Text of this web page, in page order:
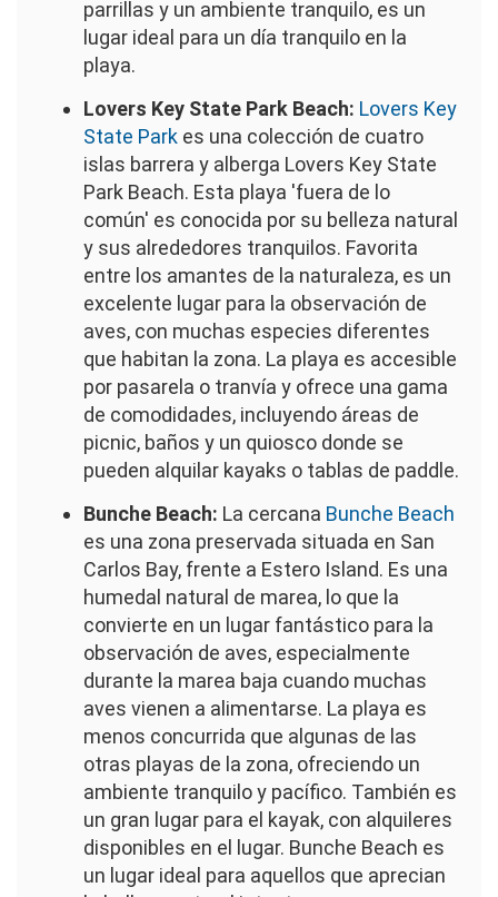
parrillas y un ambiente tranquilo, es un
lugar ideal para un día tranquilo en la
playa.
Lovers Key State Park Beach: Lovers Key
State Park es una colección de cuatro
islas barrera y alberga Lovers Key State
Park Beach. Esta playa 'fuera de lo
común' es conocida por su belleza natural
y sus alrededores tranquilos. Favorita
entre los amantes de la naturaleza, es un
excelente lugar para la observación de
aves, con muchas especies diferentes
que habitan la zona. La playa es accesible
por pasarela o tranvía y ofrece una gama
de comodidades, incluyendo áreas de
picnic, baños y un quiosco donde se
pueden alquilar kayaks o tablas de paddle.
Bunche Beach: La cercana Bunche Beach
es una zona preservada situada en San
Carlos Bay, frente a Estero Island. Es una
humedal natural de marea, lo que la
convierte en un lugar fantástico para la
observación de aves, especialmente
durante la marea baja cuando muchas
aves vienen a alimentarse. La playa es
menos concurrida que algunas de las
otras playas de la zona, ofreciendo un
ambiente tranquilo y pacífico. También es
un gran lugar para el kayak, con alquileres
disponibles en el lugar. Bunche Beach es
un lugar ideal para aquellos que aprecian